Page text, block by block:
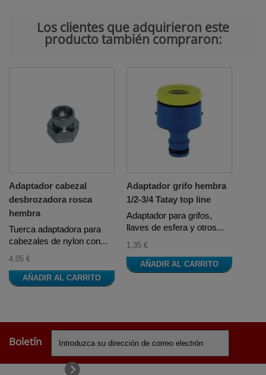
Los clientes que adquirieron este
producto también compraron:
Adaptador cabezal
desbrozadora rosca
hembra
Tuerca adaptadora para
cabezales de nylon con...
4,05 €
AÑADIR AL CARRITO
Adaptador grifo hembra
1/2-3/4 Tatay top line
Adaptador para grifos,
llaves de esfera y otros...
1,35 €
AÑADIR AL CARRITO
Boletín